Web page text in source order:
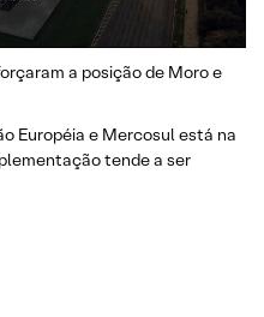
a posição de Moro e
Européia e Mercosul está na
tende a ser